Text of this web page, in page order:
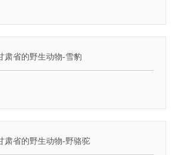
肃省的野生动物-雪豹
肃省的野生动物-野骆驼